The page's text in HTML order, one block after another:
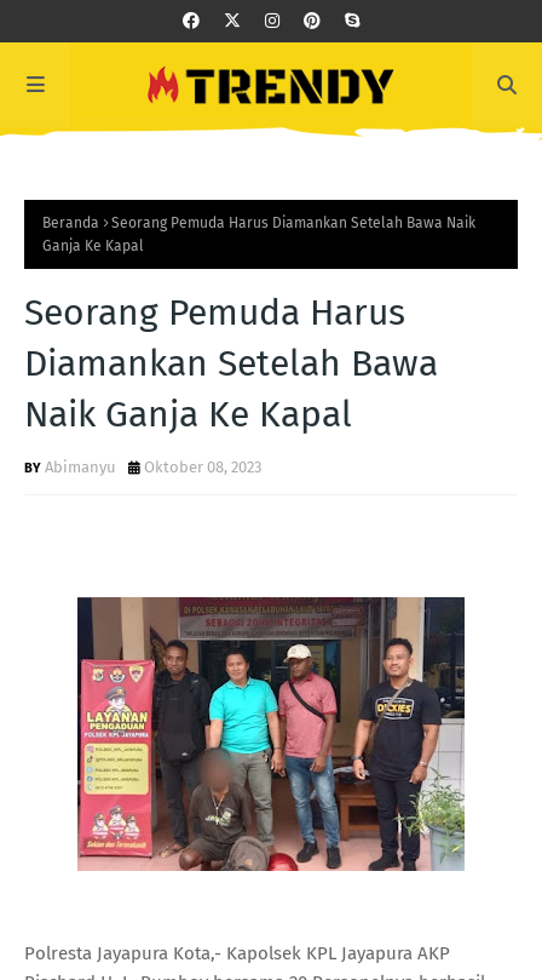
Beranda
Seorang Pemuda Harus Diamankan Setelah Bawa Naik
Ganja Ke Kapal
Seorang Pemuda Harus
Diamankan Setelah Bawa
Naik Ganja Ke Kapal
Abimanyu Oktober 08, 2023
Polresta Jayapura Kota,- Kapolsek KPL Jayapura AKP